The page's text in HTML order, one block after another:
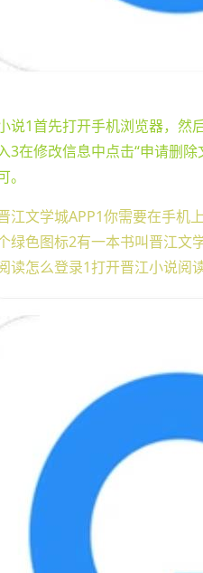
说1首先打开手机浏览器，然
3在修改信息中点击“申请删
江文学城APP1你需要在手机
绿色图标2有一本书叫晋江
怎么登录1打开晋江小说阅